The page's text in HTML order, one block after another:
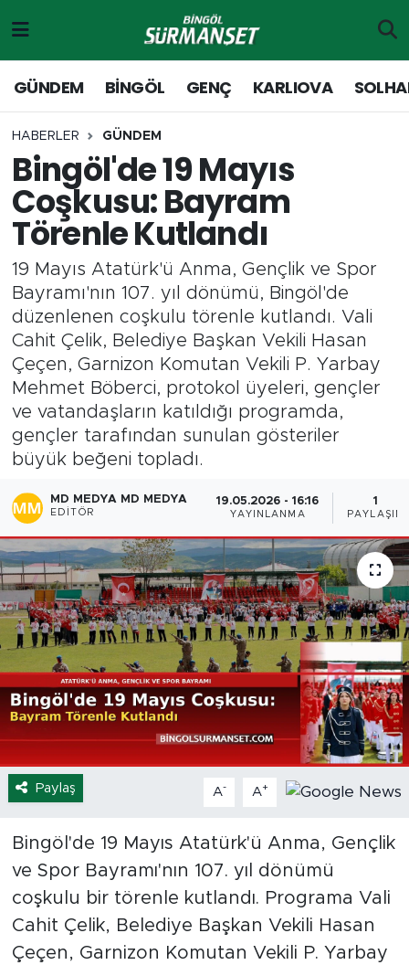
GÜNDEM BİNGÖL GENÇ KARLIOVA
HABERLER GÜNDEM
Bingöl'de 19 Mayıs
Coşkusu: Bayram
Törenle Kutlandı
19 Mayıs Atatürk'ü Anma, Gençlik ve Spor
Bayramı'nın 107. yıl dönümü, Bingöl'de
düzenlenen coşkulu törenle kutlandı. Vali
Cahit Çelik, Belediye Başkan Vekili Hasan
Çeçen, Garnizon Komutan Vekili P. Yarbay
Mehmet Böberci, protokol üyeleri, gençler
ve vatandaşların katıldığı programda,
gençler tarafından sunulan gösteriler
büyük beğeni topladı.
MD MEDYA MD MEDYA
EDITÖR
19.05.2026 - 16:16
YAYINLANMA
1
PAYLAŞIM
Paylaş A- A+
Bingöl'de 19 Mayıs Atatürk'ü Anma, Gençlik
ve Spor Bayramı'nın 107. yıl dönümü
coşkulu bir törenle kutlandı. Programa Vali
Cahit Çelik, Belediye Başkan Vekili Hasan
Çeçen, Garnizon Komutan Vekili P. Yarbay
Genç
Solhan
Karlıova
Yayladere-Yedisu
MD Prestij Dergisi
Siyaset
Spor
Sağlık
Eğitim
Ekonomi
Hava Durumu
Tavz Der
Bingöl Kaza Haberleri
Merkez Hava Durumu
Merkez Trafik Yoğunluk Haritası
Süper Lig Puan Durumu ve Fikstür
Son Dakika Haberleri
Haber Arşivi